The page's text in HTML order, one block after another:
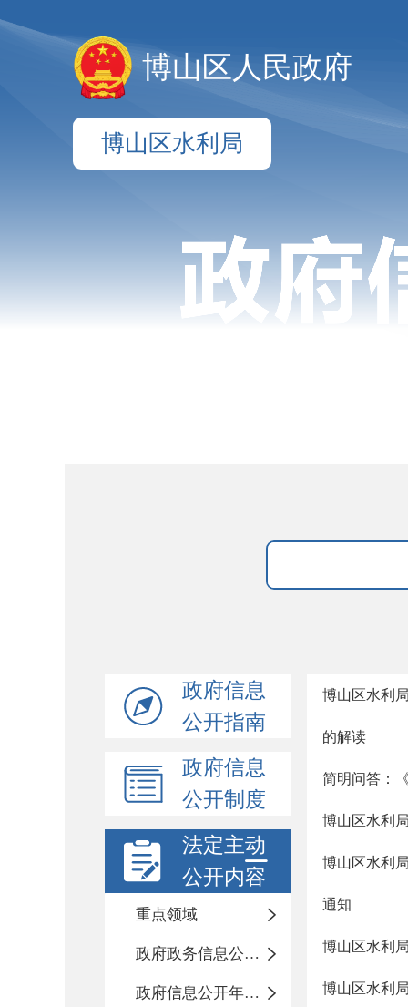
博山区人民政府
博山区水利局
政府信息
公开指南
政府信息
公开制度
法定主动
公开内容
重点领域
政府政务信息公开目录
政府信息公开年度报告
博山区水利
的解读
简明问答：
博山区水利
博山区水利
通知
博山区水利
博山区水利